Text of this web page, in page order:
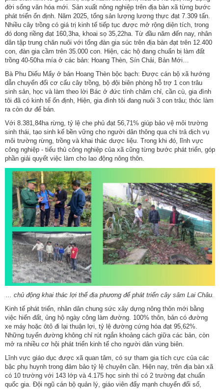
đời sống văn hóa mới. Sản xuất nông nghiệp trên địa bàn xã từng bước
phát triển ổn định. Năm 2025, tổng sản lượng lương thực đạt 7.309 tấn.
Nhiều cây trồng có giá trị kinh tế tiếp tục được mở rộng diện tích, trong
đó dong riềng đạt 160,3ha, khoai sọ 35,22ha. Từ đầu năm đến nay, nhân
dân tập trung chăn nuôi với tổng đàn gia súc trên địa bàn đạt trên 12.400
con, đàn gia cầm trên 35.000 con. Hiện, các hộ đang chuẩn bị làm đất
trồng 40-50ha mía ở các bản: Hoang Thèn, Sín Chải, Bản Mới…
Bà Phu Diếu Mẩy ở bản Hoang Thèn bộc bạch: Được cán bộ xã hướng
dẫn chuyển đổi cơ cấu cây trồng, bộ đội biên phòng hỗ trợ 1 con trâu
sinh sản, học và làm theo lời Bác ở đức tính chăm chỉ, cần cù, gia đình
tôi đã có kinh tế ổn định, Hiện, gia đình tôi đang nuôi 3 con trâu; thóc làm
ra còn dư để bán.
Với 8.381,84ha rừng, tỷ lệ che phủ đạt 56,71% giúp bảo vệ môi trường
sinh thái, tạo sinh kế bền vững cho người dân thông qua chi trả dịch vụ
môi trường rừng, trồng và khai thác dược liệu. Trong khi đó, lĩnh vực
công nghiệp - tiểu thủ công nghiệp của xã cũng từng bước phát triển, góp
phần giải quyết việc làm cho lao động nông thôn.
... chủ động khai thác lợi thế địa phương để phát triển cây sâm Lai Châu.
Kinh tế phát triển, nhân dân chung sức xây dựng nông thôn mới bằng
việc hiến đất, ủng hộ ngày công làm đường. 100% thôn, bản có đường
xe máy hoặc ôtô đi lại thuận lợi, tỷ lệ đường cứng hóa đạt 95,62%.
Những tuyến đường không chỉ rút ngắn khoảng cách giữa các bản, còn
mở ra nhiều cơ hội phát triển kinh tế cho người dân vùng biên.
Lĩnh vực giáo dục được xã quan tâm, có sự tham gia tích cực của các
bậc phụ huynh trong đảm bảo tỷ lệ chuyên cần. Hiện nay, trên địa bàn xã
có 10 trường với 143 lớp và 4.175 học sinh thì có 2 trường đạt chuẩn
quốc gia. Đội ngũ cán bộ quản lý, giáo viên đẩy mạnh chuyển đổi số,